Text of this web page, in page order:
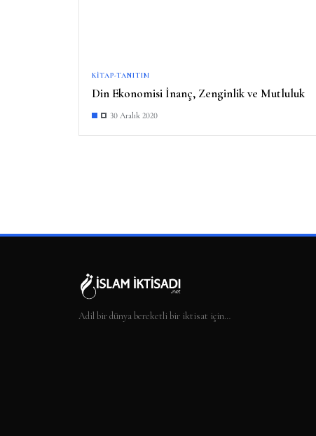
KITAP-TANITIM
Din Ekonomisi İnanç, Zenginlik ve Mutluluk
30 Aralık 2020
Adil bir dünya bereketli bir iktisat için…